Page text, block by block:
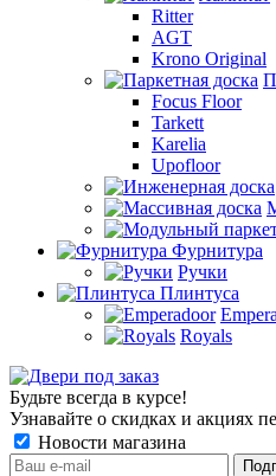
Ritter
AGT
Krono Original
Focus Floor
Tarkett
Karelia
Upofloor
Фурнитура
Ручки
Плинтуса
Royals
Будьте всегда в курсе!
Узнавайте о скидках и акциях
Новости магазина